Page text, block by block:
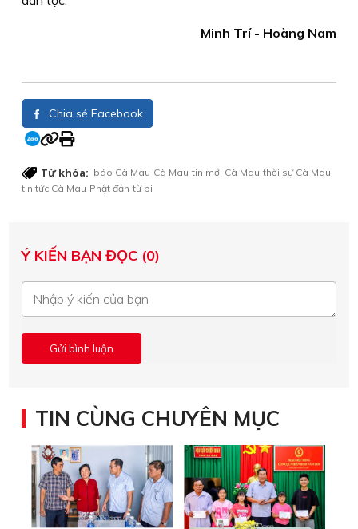
Minh Trí - Hoàng Nam
Chia sẻ Facebook
Từ khóa: báo Cà Mau Cà Mau tin mới Cà Mau thời sự Cà Mau
tin tức Cà Mau Phật đản từ bi
Ý KIẾN BẠN ĐỌC (0)
TIN CÙNG CHUYÊN MỤC